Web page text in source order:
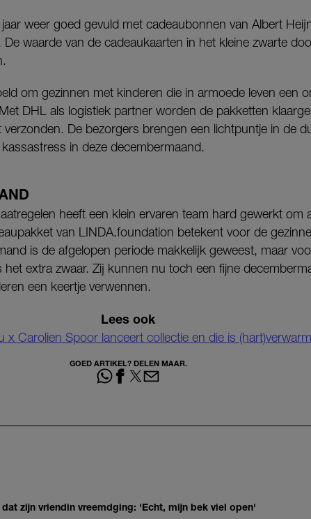
weer goed gevuld met cadeaubonnen van Albert
waarde van de cadeaukaarten in het kleine zwarte
om gezinnen met kinderen die in armoede leven een
DHL als logistiek partner worden de pakketten
De bezorgers brengen een lichtpuntje in de
in deze decembermaand.
heeft een klein ervaren team hard gewerkt om
van LINDA.foundation betekent voor de
is de afgelopen periode makkelijk geweest, maar
extra zwaar. Zij kunnen nu toch een fijne
een keertje verwennen.
Lees ook
x Carolien Spoor lanceert collectie en die is
GOED ARTIKEL? DELEN MAAR.
zijn vriendin vreemdging: 'Echt, mijn bek viel open'